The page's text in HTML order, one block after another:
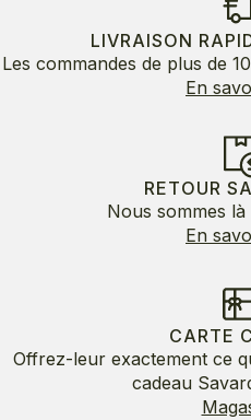
LIVRAISON
Les commandes de plus de
En
RETOUR
Nous sommes
En
CARTE
Offrez-leur exactement ce
cadeau